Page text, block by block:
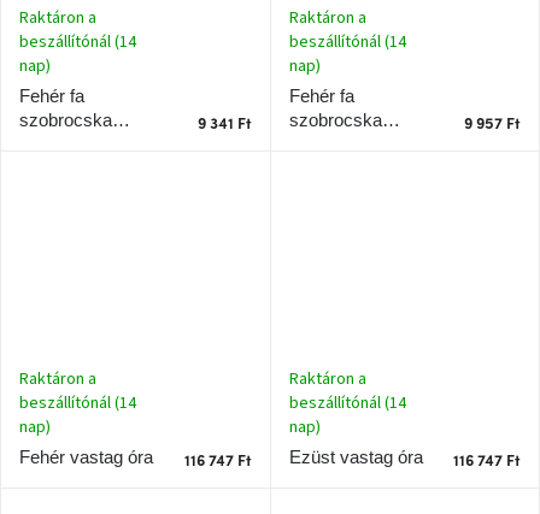
Alvópárna
Chotikov
bemutatóterem
Kave
Home
bolt
Prága
Karlín
Fehér fa
szobrocska
Raktáron a
beszállítónál (14
nap)
9 341 Ft
Fehér fa
szobrocska
Raktáron a
beszállítónál (14
nap)
9 957 Ft
Fehér vastag óra
Raktáron a
beszállítónál (14
nap)
116 747 Ft Ezüst vastag óra
Raktáron a
beszállítónál (14
nap)
116 747 Ft